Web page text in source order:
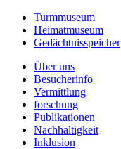
Turmmuseum
Heimatmuseum
Gedächtnisspeicher
Über uns
Besucherinfo
Vermittlung
forschung
Publikationen
Nachhaltigkeit
Inklusion